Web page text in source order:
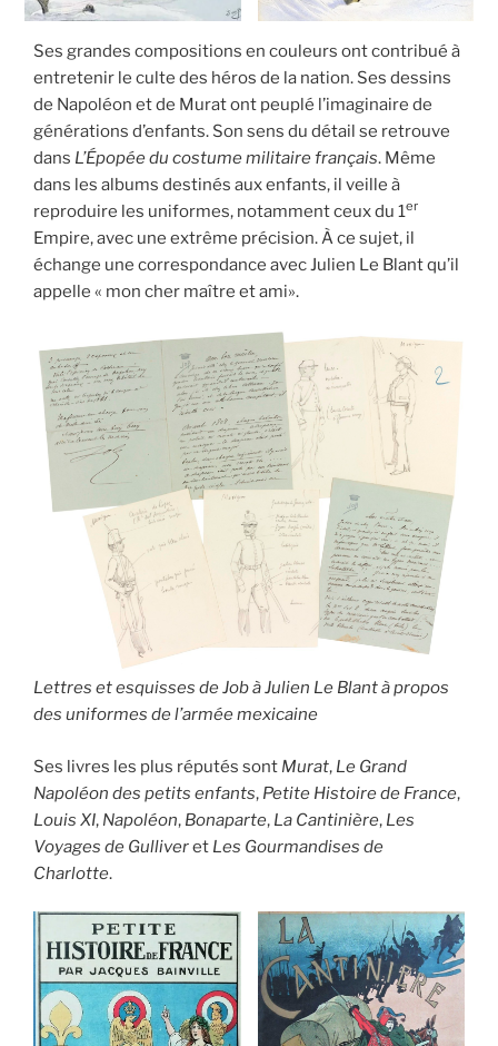
Ses grandes compositions en couleurs ont contribué à
entretenir le culte des héros de la nation. Ses dessins
de Napoléon et de Murat ont peuplé l’imaginaire de
générations d’enfants. Son sens du détail se retrouve
dans L’Épopée du costume militaire français. Même
dans les albums destinés aux enfants, il veille à
reproduire les uniformes, notamment ceux du 1er
Empire, avec une extrême précision. À ce sujet, il
échange une correspondance avec Julien Le Blant qu’il
appelle « mon cher maître et ami».
Lettres et esquisses de Job à Julien Le Blant à propos
des uniformes de l’armée mexicaine
Ses livres les plus réputés sont Murat, Le Grand
Napoléon des petits enfants, Petite Histoire de France,
Louis XI, Napoléon, Bonaparte, La Cantinière, Les
Voyages de Gulliveret Les Gourmandises de
Charlotte.